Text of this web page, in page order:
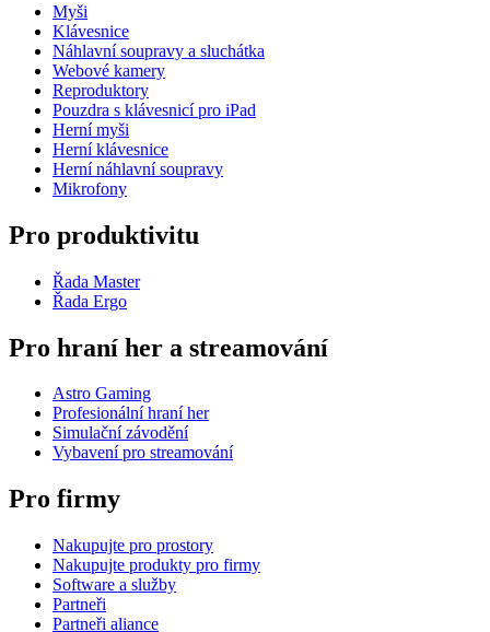
Myši
Klávesnice
Náhlavní soupravy a sluchátka
Webové kamery
Reproduktory
Pouzdra s klávesnicí pro iPad
Herní myši
Herní klávesnice
Herní náhlavní soupravy
Mikrofony
Pro produktivitu
Řada Master
Řada Ergo
Pro hraní her a streamování
Astro Gaming
Profesionální hraní her
Simulační závodění
Vybavení pro streamování
Pro firmy
Nakupujte pro prostory
Nakupujte produkty pro firmy
Software a služby
Partneři
Partneři aliance